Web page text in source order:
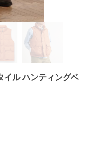
イル ハンティングベ